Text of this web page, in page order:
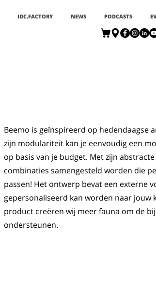
IDC.FACTORY NEWS PODCASTS
Beemo is geïnspireerd op hedendaagse
zijn modulariteit kan je eenvoudig een
op basis van je budget. Met zijn
combinaties samengesteld worden die
passen! Het ontwerp bevat een externe
gepersonaliseerd kan worden naar jouw
product creëren wij meer fauna om de
ondersteunen.